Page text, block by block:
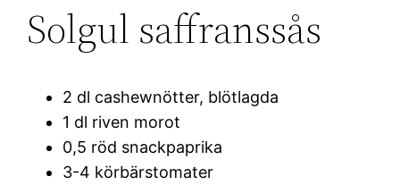
Solgul saffranssås
2 dl cashewnötter, blötlagda
1 dl riven morot
0,5 röd snackpaprika
3-4 körbärstomater